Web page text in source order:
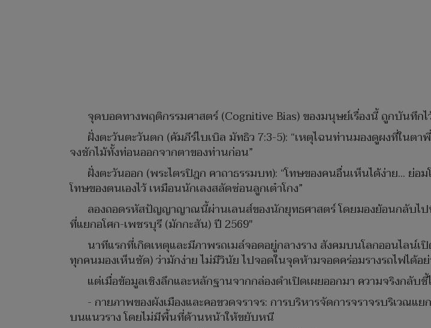
จุดบอดทางพฤติกรรมศาสตร์ (Cognitive Bias) ของมนุษย์เรื่องนี้ ถูกบันทึก
ฝั่งตะวันตะวันตก (คัมภีร์ไบเบิล มัทธิว 7:3-5): “เหตุไฉนท่านมองดูผงที่ในต
จงชักไม้ทั้งท่อนออกจากตาของท่านก่อน”
ฝั่งตะวันออก (พระไตรปิฎก คาถาธรรมบท): “โทษของคนอื่นเห็นได้ง่าย...
โทษของตนเองไว้ เหมือนนักเลงสลัดซ่อนลูกเต๋าโกง”
ลองถอดรหัสปัญญาญาณนี้ผ่านเลนส์ของนักยุทธศาสตร์ โดยมองย้อนกลับไ
ที่แยกอโศก-เพชรบุรี (มักกะสัน) ปี 2569"
นาทีแรกที่เกิดเหตุและมีภาพรถเมล์จอดอยู่กลางราง สังคมบนโลกออนไล
ทุกคนมองเห็นชัด) ว่ามักง่าย ไม่มีวินัย ไปจอดในจุดห้ามจอดคร่อมรางรถไฟได้อย่
แต่เมื่อข้อมูลเชิงลึกและหลักฐานจากกล่องดำเปิดเผยออกมา ความจริงกลับ
- กายภาพของผังเมืองและคอขวดจราจร: การบริหารจัดการจราจรบริเวณ
บนแนวราง โดยไม่มีพื้นที่ด้านหน้าให้ขยับหนี